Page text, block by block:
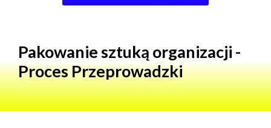
Pakowanie sztuką organizacji -
Proces Przeprowadzki